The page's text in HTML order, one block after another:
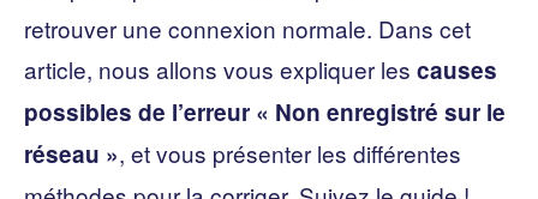
retrouver une connexion normale. Dans cet
article, nous allons vous expliquer les causes
possibles de l’erreur « Non enregistré sur le
réseau », et vous présenter les différentes